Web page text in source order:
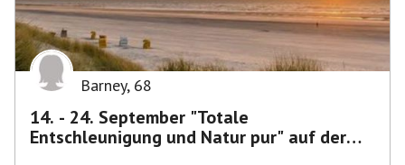
Barney, 68
14. - 24. September "Totale
Entschleunigung und Natur pur" auf der